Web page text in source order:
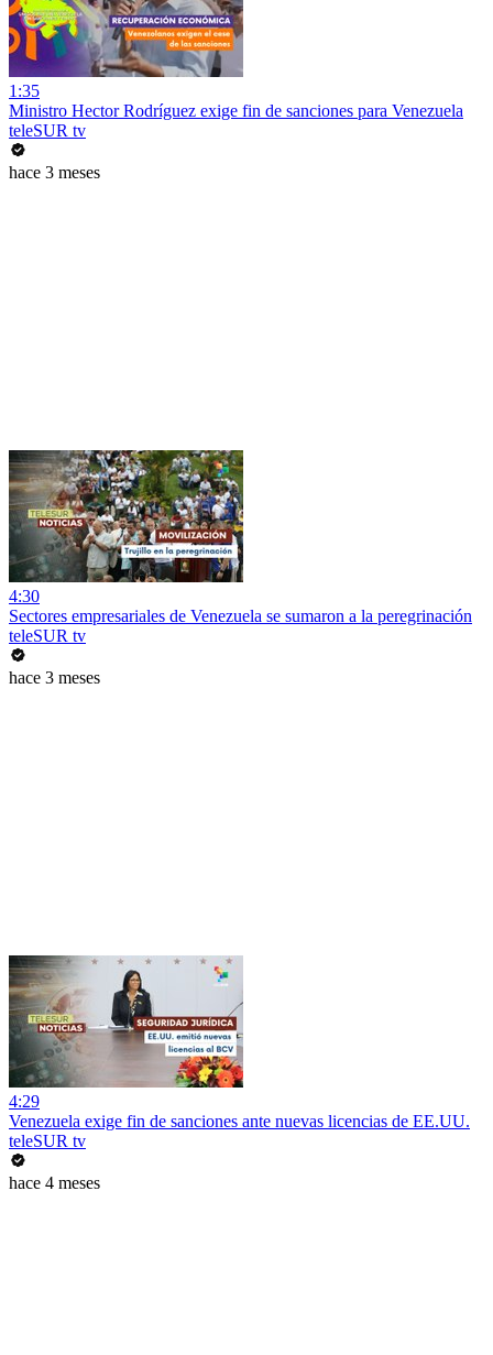
1:35
Ministro Hector Rodríguez exige fin de sanciones para Venezuela
teleSUR tv
hace 3 meses
4:30
Sectores empresariales de Venezuela se sumaron a la peregrinación
teleSUR tv
hace 3 meses
4:29
Venezuela exige fin de sanciones ante nuevas licencias de EE.UU.
teleSUR tv
hace 4 meses